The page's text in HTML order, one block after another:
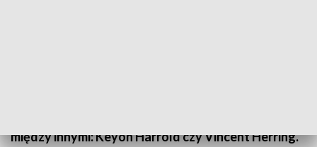
między innymi: Keyon Harrold czy Vincent Herring.